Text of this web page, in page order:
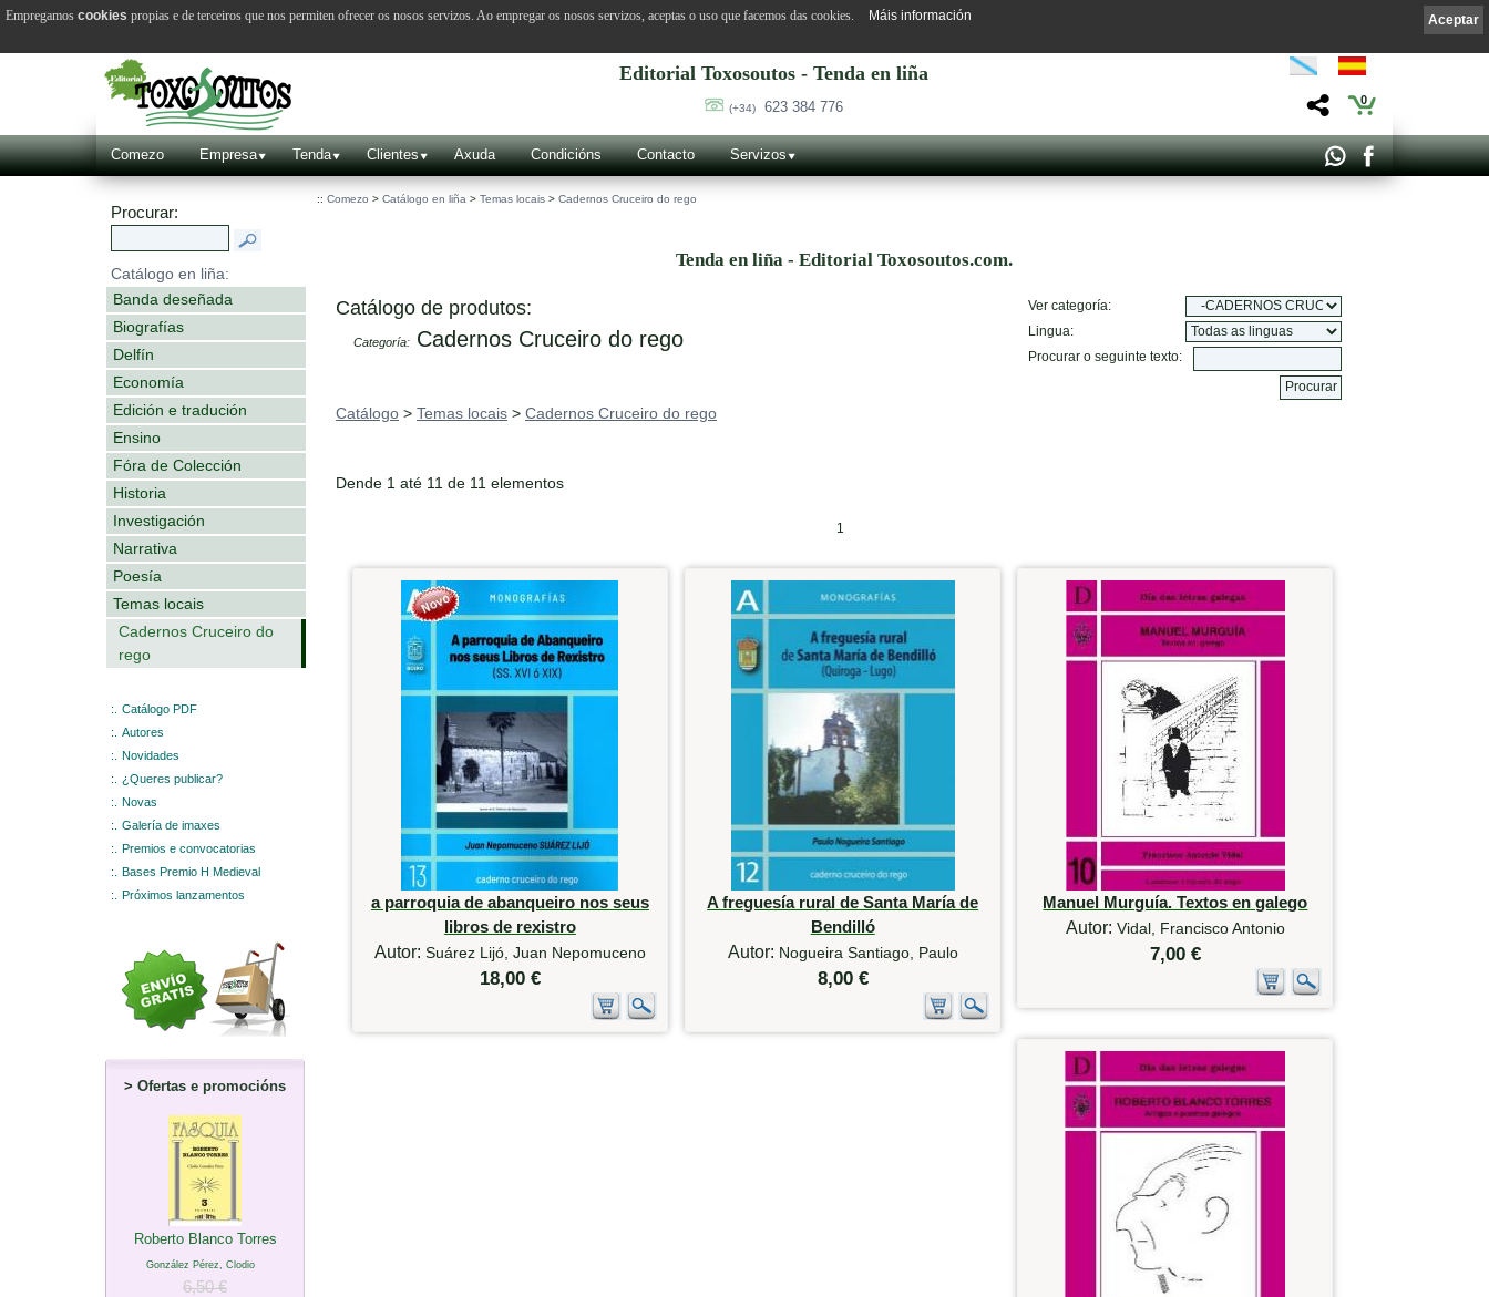
Editorial Toxosoutos - Tenda en liña
(+34) 623 384 776 0
Comezo Empresa Tenda Clientes Axuda Condicións Contacto Servizos
Procurar:
Catálogo en liña:
Banda deseñada
Biografías
Delfín
Economía
Edición e tradución
Ensino
Fóra de Colección
Historia
Investigación
Narrativa
Poesía
Temas locais
Cadernos Cruceiro do
rego
:.
Catálogo PDF
:.
Autores
:.
Novidades
:.
¿Queres publicar?
:.
Novas
:.
Galería de imaxes
:.
Premios e convocatorias
:.
Bases Premio H Medieval
:.
Próximos lanzamentos
> Ofertas e promocións
Roberto Blanco Torres
González Pérez, Clodio
6,50 €
:: Comezo > Catálogo en liña > Temas locais > Cadernos Cruceiro do rego
Tenda en liña - Editorial Toxosoutos.com.
Catálogo de produtos:
Categoría: Cadernos Cruceiro do rego
Ver categoría:
Lingua:
Procurar o seguinte texto:
Catálogo > Temas locais > Cadernos Cruceiro do rego
Dende 1 até 11 de 11 elementos
1
a parroquia de abanqueiro nos seus
libros de rexistro
Autor: Suárez Lijó, Juan Nepomuceno
18,00 €
A freguesía rural de Santa María de
Bendilló
Autor: Nogueira Santiago, Paulo
8,00 €
Manuel Murguía. Textos en galego
Autor: Vidal, Francisco Antonio
7,00 €
Aceptar
Empregamos cookies propias e de terceiros que nos permiten ofrecer os nosos servizos. Ao empregar os nosos servizos, aceptas o uso que facemos das cookies. Máis información